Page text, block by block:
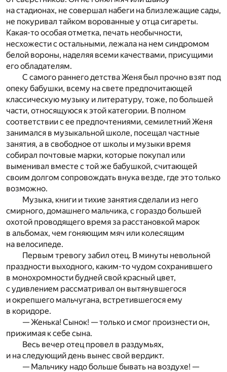
на стадионах, не совершал набеги на близлежащие сады,
не покуривал тайком ворованные у отца сигареты.
Какая-то особая отметка, печать необычности,
несхожести с остальными, лежала на нем синдромом
белой вороны, наделяя всеми качествами, присущими
его обладателям.
C самого раннего детства Женя был прочно взят под
опеку бабушки, всему на свете предпочитающей
классическую музыку и литературу, тоже, по большей
части, относящуюся к этой категории. В полном
соответствии с ее предпочтениями, семилетний Женя
занимался в музыкальной школе, посещал частные
занятия, а в свободное от школы и музыки время
собирал почтовые марки, которые покупал или
выменивал вместе с той же бабушкой, считающей
своим долгом сопровождать внука везде, где это только
возможно.
Музыка, книги и тихие занятия сделали из него
смирного, домашнего мальчика, с гораздо большей
охотой проводящего время за расстановкой марок
в альбомах, чем гоняющим мяч или колесящим
на велосипеде.
Первым тревогу забил отец. В минуты невольной
праздности выходного, каким-то чудом сохранившего
в монохромности будней свой красный цвет,
с удивлением рассматривал он вытянувшегося
и окрепшего мальчугана, встретившегося ему
в коридоре.
— Женька! Сынок! — только и смог произнести он,
прижимая к себе сына.
Весь вечер отец провел в раздумьях,
и на следующий день вынес свой вердикт.
— Мальчику надо больше бывать на воздухе! —